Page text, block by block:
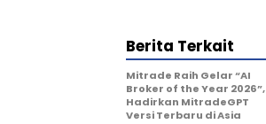
Berita Terkait
Mitrade Raih Gelar “AI
Broker of the Year 2026”,
Hadirkan MitradeGPT
Versi Terbaru di Asia